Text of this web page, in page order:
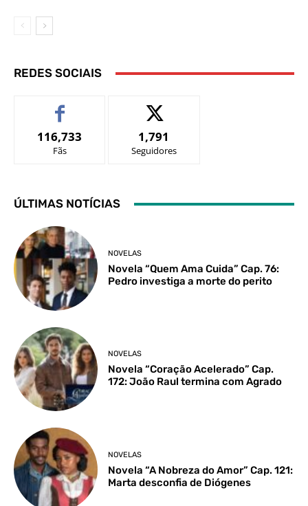
REDES SOCIAIS
116,733
Fãs
1,791
Seguidores
ÚLTIMAS NOTÍCIAS
NOVELAS
Novela “Quem Ama Cuida” Cap. 76:
Pedro investiga a morte do perito
NOVELAS
Novela “Coração Acelerado” Cap.
172: João Raul termina com Agrado
NOVELAS
Novela “A Nobreza do Amor” Cap. 121:
Marta desconfia de Diógenes